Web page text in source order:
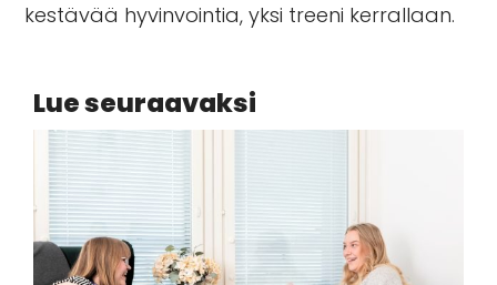
kestävää hyvinvointia, yksi treeni kerrallaan.
Lue seuraavaksi